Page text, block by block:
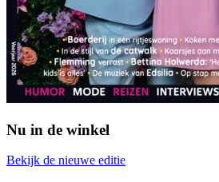
Nu in de winkel
Bekijk de nieuwe editie